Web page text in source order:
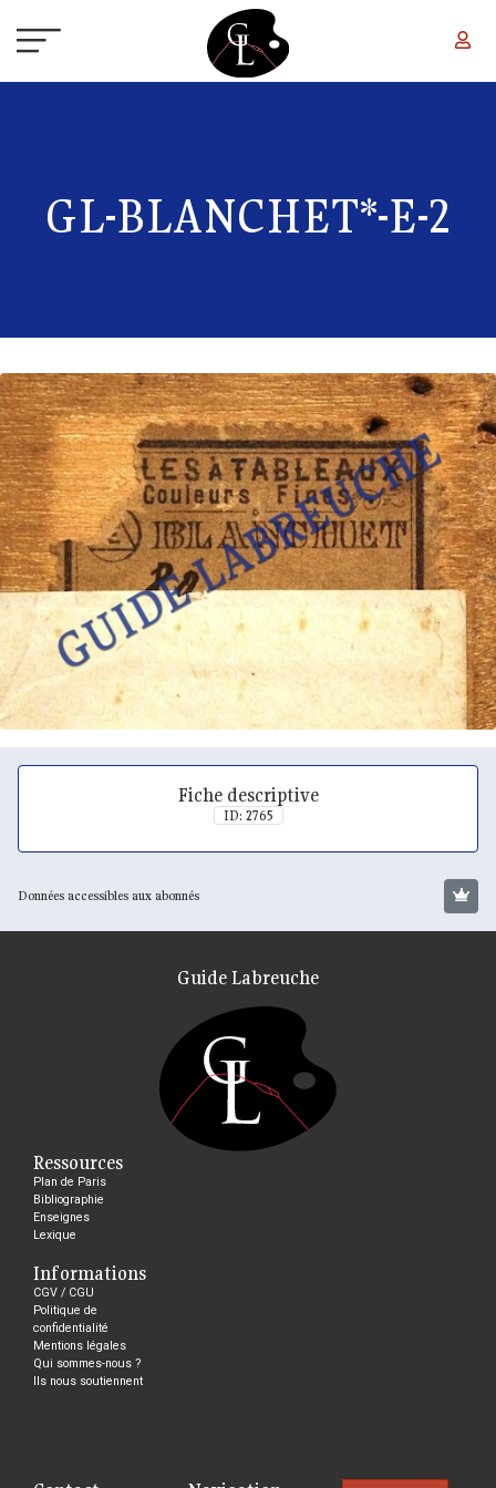
GL-BLANCHET*-E-2
Fiche descriptive
ID: 2765
Données accessibles aux abonnés
Guide Labreuche
Ressources
Plan de Paris
Bibliographie
Enseignes
Lexique
Informations
CGV / CGU
Politique de
confidentialité
Mentions légales
Qui sommes-nous ?
Ils nous soutiennent